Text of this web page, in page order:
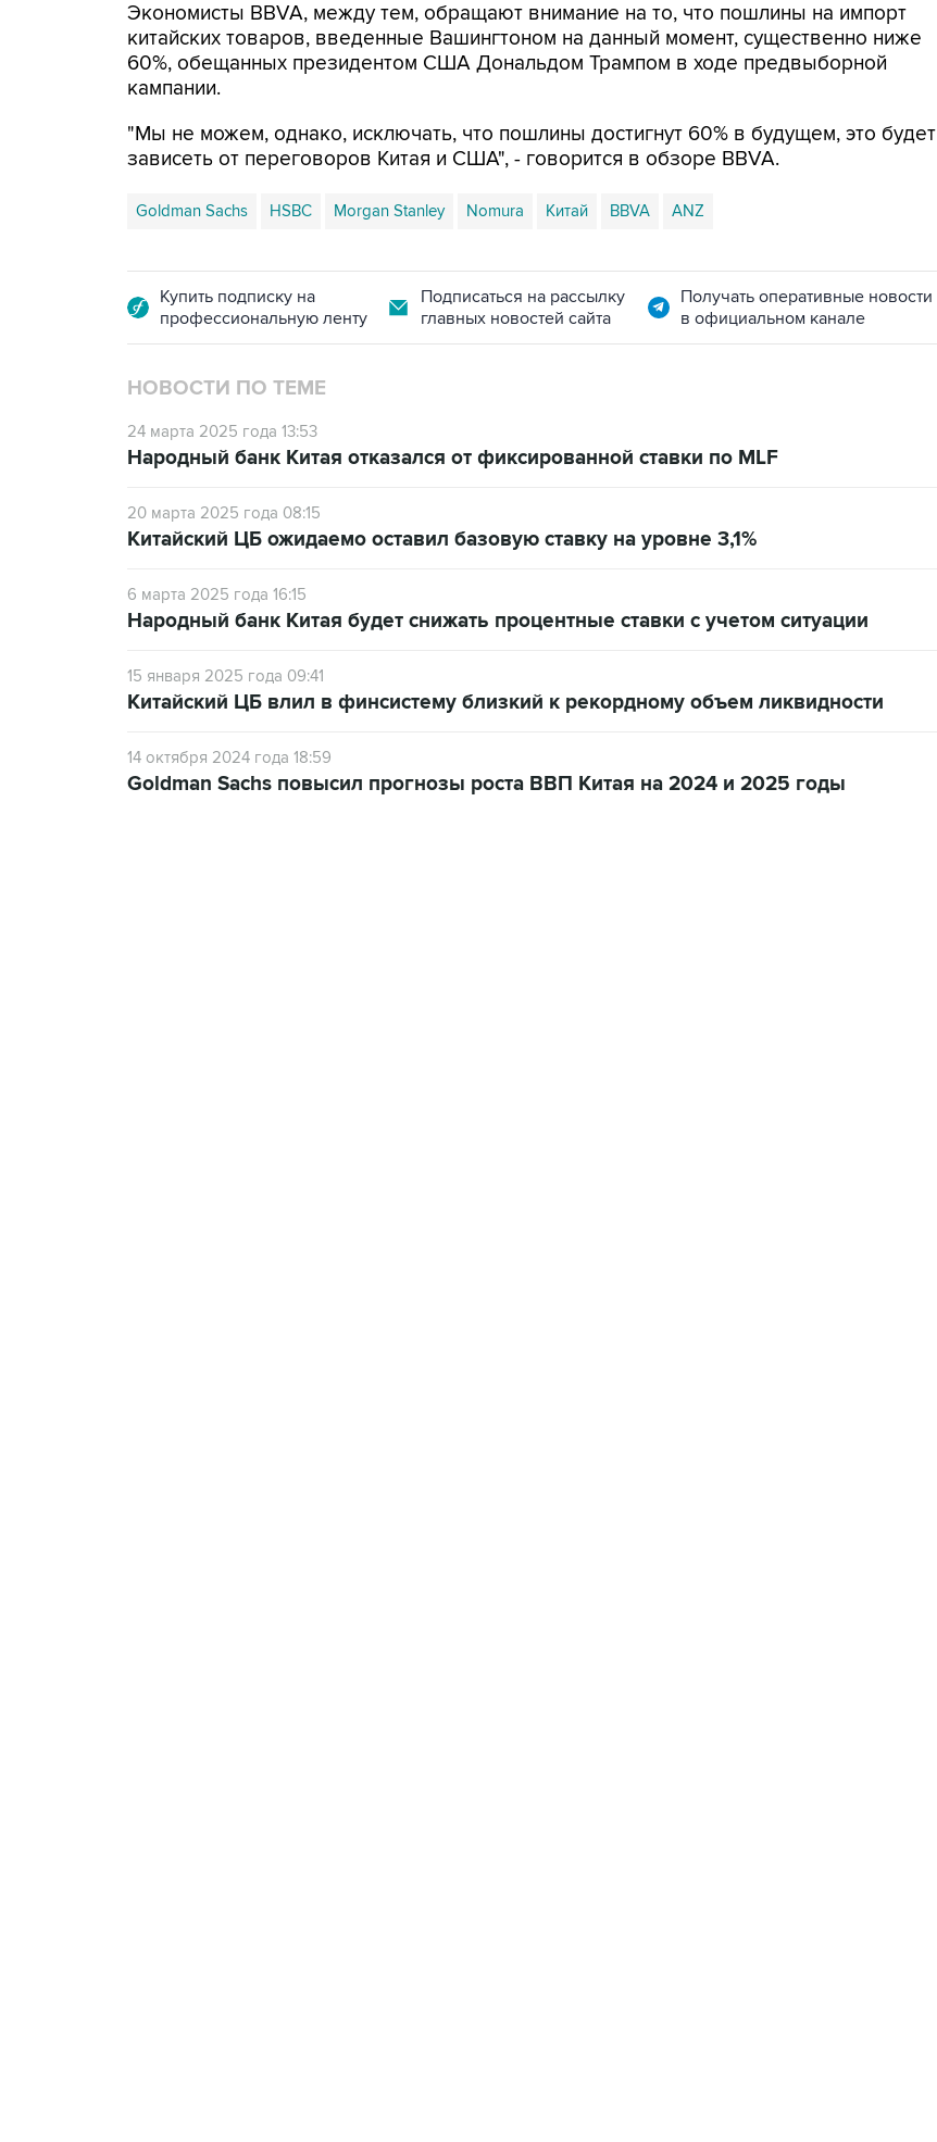
Экономисты BBVA, между тем, обращают внимание на то, что пошлины на импорт
китайских товаров, введенные Вашингтоном на данный момент, существенно ниже
60%, обещанных президентом США Дональдом Трампом в ходе предвыборной
кампании.
"Мы не можем, однако, исключать, что пошлины достигнут 60% в будущем, это будет
зависеть от переговоров Китая и США", - говорится в обзоре BBVA.
Goldman Sachs HSBC Morgan Stanley Nomura Китай BBVA ANZ
Купить подписку на
профессиональную ленту
Подписаться на рассылку
главных новостей сайта
Получать оперативные новости
в официальном канале
НОВОСТИ ПО ТЕМЕ
24 марта 2025 года 13:53
Народный банк Китая отказался от фиксированной ставки по MLF
20 марта 2025 года 08:15
Китайский ЦБ ожидаемо оставил базовую ставку на уровне 3,1%
6 марта 2025 года 16:15
Народный банк Китая будет снижать процентные ставки с учетом ситуации
15 января 2025 года 09:41
Китайский ЦБ влил в финсистему близкий к рекордному объем ликвидности
14 октября 2024 года 18:59
Goldman Sachs повысил прогнозы роста ВВП Китая на 2024 и 2025 годы